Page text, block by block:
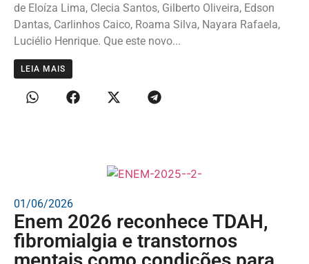
de Eloíza Lima, Clecia Santos, Gilberto Oliveira, Edson
Dantas, Carlinhos Caico, Roama Silva, Nayara Rafaela,
Luciélio Henrique. Que este novo...
LEIA MAIS
01/06/2026
Enem 2026 reconhece TDAH,
fibromialgia e transtornos